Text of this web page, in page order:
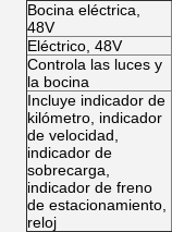
Bocina eléctrica,
48V
Eléctrico, 48V
Controla las luces y
la bocina
Incluye indicador de
kilómetro, indicador
de velocidad,
indicador de
sobrecarga,
indicador de freno
de estacionamiento,
reloj